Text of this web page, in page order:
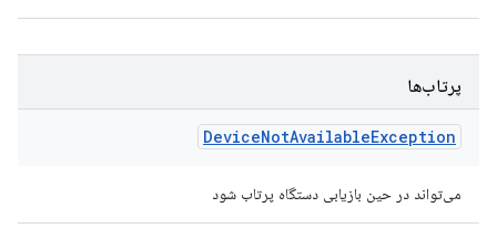
پرتاب‌ها
DeviceNotAvailableException
می‌تواند در حین بازیابی دستگاه پرتاب شود